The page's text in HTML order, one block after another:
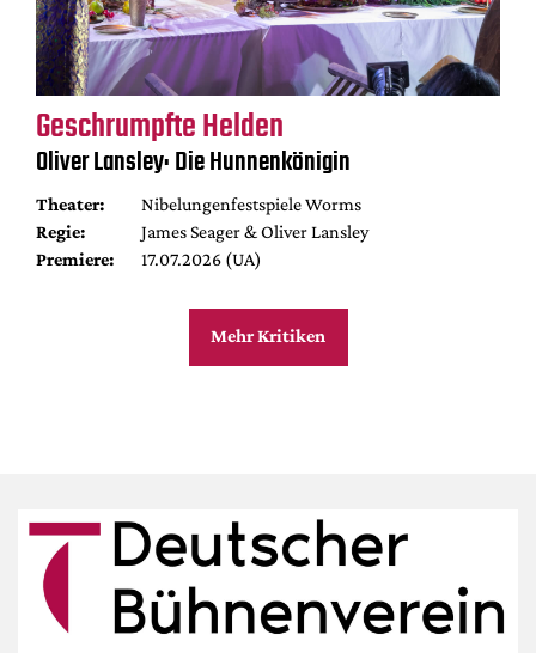
Geschrumpfte Helden
Oliver Lansley: Die Hunnenkönigin
Theater:
Nibelungenfestspiele Worms
Regie:
James Seager & Oliver Lansley
Premiere:
17.07.2026 (UA)
Mehr Kritiken